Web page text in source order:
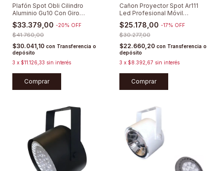
Plafón Spot Obli Cilindro
Aluminio Gu10 Con Giro
Minimalista
$33.379,00 -20% OFF
$41.760,00
$30.041,10 con Transferencia o
depósito
3 x $11.126,33 sin interés
Comprar
Cañon Proyector Spot Ar111
Led Profesional Móvil
Completo
$25.178,00 -17% OFF
$30.277,00
$22.660,20 con Transferencia o
depósito
3 x $8.392,67 sin interés
Comprar